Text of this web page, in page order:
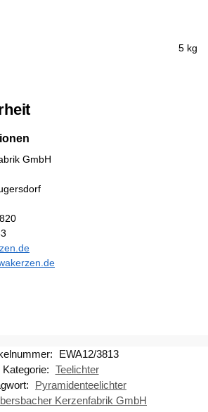
5 kg
GmbH
EWA12/3813
Kategorie: Teelichter
Pyramidenteelichter
Kerzenfabrik GmbH